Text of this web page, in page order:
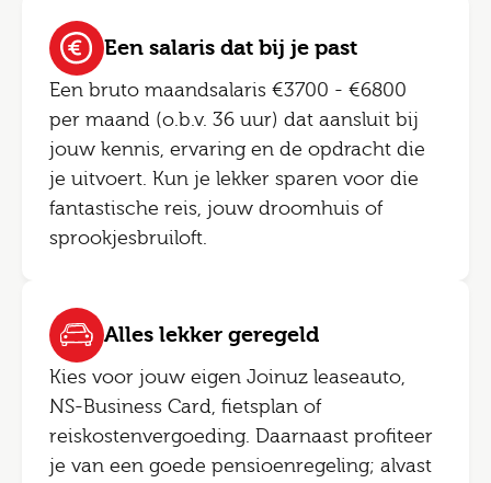
Een salaris dat bij je past
Een bruto maandsalaris €3700 - €6800
per maand (o.b.v. 36 uur) dat aansluit bij
jouw kennis, ervaring en de opdracht die
je uitvoert. Kun je lekker sparen voor die
fantastische reis, jouw droomhuis of
sprookjesbruiloft.
Alles lekker geregeld
Kies voor jouw eigen Joinuz leaseauto,
NS-Business Card, fietsplan of
reiskostenvergoeding. Daarnaast profiteer
je van een goede pensioenregeling; alvast